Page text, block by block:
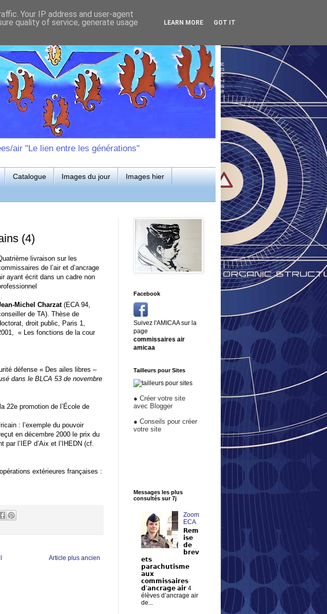
air "Le lien entre les générations"
Catalogue Images du jour Images hier
(4)
livraison sur les
de l’air et d’ancrage
ayant écrit dans un cadre non
Michel Charzat(ECA 94,
de TA). Thèse de
droit public, Paris 1,
« Les fonctions de la cour
défense « Des ailes libres –
dans le BLCA 53 de novembre
22e promotion de l’École de
: l’exemple du pouvoir
en décembre 2000 le prix du
l’IEP d’Aix et l’IHEDN (cf.
extérieures françaises :
Article plus ancien
Facebook
Suivez l'AMICAA sur la
page
commissaires air
amicaa
Tailleurs pour Sites
● Créer votre site
avec Blogger
● Conseils pour créer
votre site
Messages les plus
consultés sur 7j
Zoom
ECA
𝗥𝗲𝗺
𝗶𝘀𝗲
𝗱𝗲
𝗯𝗿𝗲𝘃
𝗲𝘁𝘀
𝗽𝗮𝗿𝗮𝗰𝗵𝘂𝘁𝗶𝘀𝗺𝗲
𝗮𝘂𝘅
𝗰𝗼𝗺𝗺𝗶𝘀𝘀𝗮𝗶𝗿𝗲𝘀
𝗱’𝗮𝗻𝗰𝗿𝗮𝗴𝗲 𝗮𝗶𝗿 4
élèves d’ancrage air
de...
Your IP address and user-agent
quality of service, generate usage
LEARN MORE GOT IT